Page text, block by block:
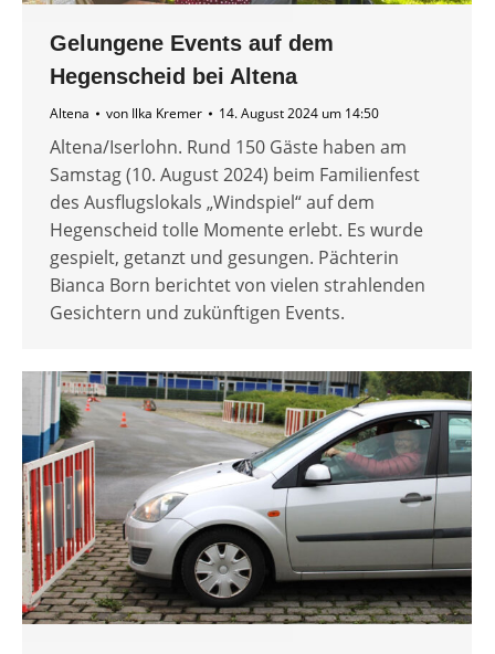
Gelungene Events auf dem
Hegenscheid bei Altena
Altena von Ilka Kremer 14. August 2024 um 14:50
Altena/Iserlohn. Rund 150 Gäste haben am
Samstag (10. August 2024) beim Familienfest
des Ausflugslokals „Windspiel“ auf dem
Hegenscheid tolle Momente erlebt. Es wurde
gespielt, getanzt und gesungen. Pächterin
Bianca Born berichtet von vielen strahlenden
Gesichtern und zukünftigen Events.